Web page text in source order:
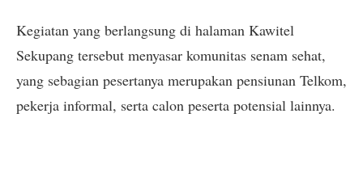
Kegiatan yang berlangsung di halaman Kawitel
Sekupang tersebut menyasar komunitas senam sehat,
yang sebagian pesertanya merupakan pensiunan Telkom,
pekerja informal, serta calon peserta potensial lainnya.